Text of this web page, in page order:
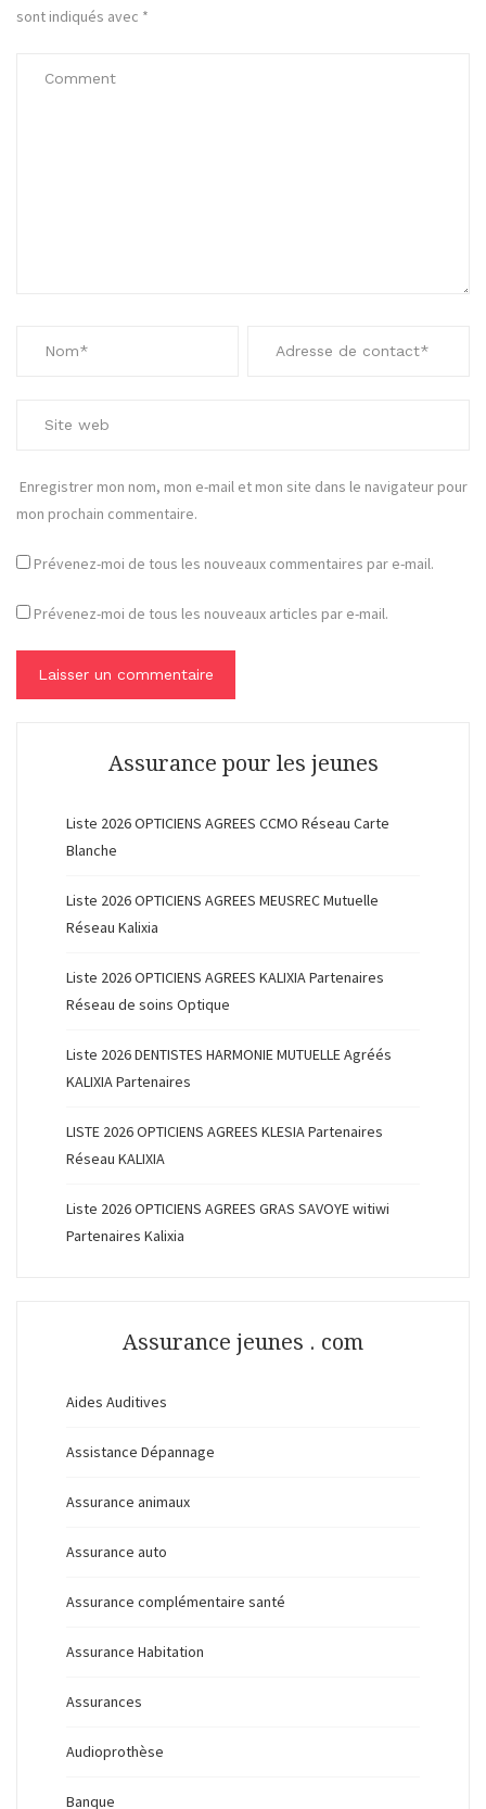
sont indiqués avec *
Enregistrer mon nom, mon e-mail et mon site dans le navigateur pour
mon prochain commentaire.
Prévenez-moi de tous les nouveaux commentaires par e-mail.
Prévenez-moi de tous les nouveaux articles par e-mail.
Assurance pour les jeunes
Liste 2026 OPTICIENS AGREES CCMO Réseau Carte
Blanche
Liste 2026 OPTICIENS AGREES MEUSREC Mutuelle
Réseau Kalixia
Liste 2026 OPTICIENS AGREES KALIXIA Partenaires
Réseau de soins Optique
Liste 2026 DENTISTES HARMONIE MUTUELLE Agréés
KALIXIA Partenaires
LISTE 2026 OPTICIENS AGREES KLESIA Partenaires
Réseau KALIXIA
Liste 2026 OPTICIENS AGREES GRAS SAVOYE witiwi
Partenaires Kalixia
Assurance jeunes . com
Aides Auditives
Assistance Dépannage
Assurance animaux
Assurance auto
Assurance complémentaire santé
Assurance Habitation
Assurances
Audioprothèse
Banque